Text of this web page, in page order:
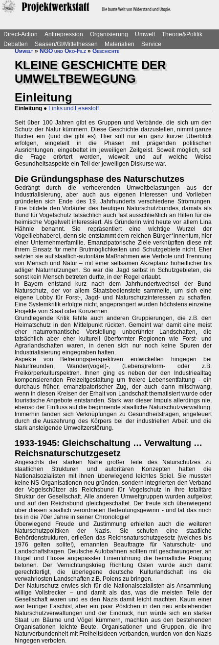
Direct-Action Antirepression Organisierung Umwelt
Theorie&Politik
Debatten
Saasen/GI/Mittelhessen Materialien
Service
Umwelt»NGO und Öko-Filz»Geschichte
KLEINE GESCHICHTE DER
UMWELTBEWEGUNG
Einleitung
Einleitung ● Links und Lesestoff
Seit über 100 Jahren gibt es Gruppen und Verbände, die sich um den
Schutz der Natur kümmern. Diese Geschichte darzustellen, nimmt ganze
Bücher ein (und die gibt es). Hier soll nur ein ganz kurzer Überblick
erfolgen, eingeteilt in die Phasen mit prägenden politischen
Ausrichtungen, eingebettet im jeweiligen Zeitgeist. Soweit möglich, soll
die Frage erörtert werden, wieweit und auf welche Weise
Gesundheitsaspekte ein Teil der jeweiligen Diskurse war.
Die Gründungsphase des Naturschutzes
Gedrängt durch die verheerenden Umweltbelastungen aus der
Industrialisierung, aber auch aus eigenen Interessen und Vorlieben
gründeten sich Ende des 19. Jahrhunderts verschiedene Strömungen.
Eine bildete den Vorläufer des heutigen Naturschutzbundes, damals als
Bund für Vogelschutz tatsächlich auch fast ausschließlich an Hilfen für die
heimische Vogelwelt interessiert. Als Gründerin wird heute vor allem Lina
Hähnle benannt. Sie repräsentiert eine wichtige Wurzel der
Vogelliebhaberei, denn sie entstammt dem reichen Bürger*innentum, hier
einer Unternehmerfamilie. Emanzipatorische Ziele verknüpften diese mit
ihrem Einsatz für mehr Brutmöglichkeiten und Schutzgebiete nicht. Eher
setzten sie auf staatlich-autoritäre Maßnahmen wie Verbote und Trennung
von Mensch und Natur – mit einer seltsamen Akzeptanz hoheitlicher bis
adliger Naturnutzungen. So war die Jagd selbst in Schutzgebieten, die
sonst kein Mensch betreten durfte, in der Regel erlaubt.
In Bayern entstand kurz nach dem Jahrhundertwechsel der Bund
Naturschutz, der vor allem Staatsbedienstete sammelte, um sich eine
eigene Lobby für Forst-, Jagd- und Naturschutzinteressen zu schaffen.
Eine Systemkritik erfolgte nicht, angeprangert wurden höchstens einzelne
Projekte von Staat oder Konzernen.
Grundlegende Kritik fehlte auch anderen Gruppierungen, die z.B. den
Heimatschutz in den Mittelpunkt rückten. Gemeint war damit eine meist
eher naturromantische Vorstellung unberührter Landschaften, die
tatsächlich aber eher kulturell überformter Regionen wie Forst- und
Agrarlandschaften waren, in denen sich nur noch keine Spuren der
Industrialisierung eingegraben hatten.
Aspekte von Befreiungsperspektiven entwickelten hingegen bei
Naturfreunden, Wander(vogel)-, (Lebens)reform- oder z.B.
Freikörperkulturspektren. Ihnen ging es neben der den Industriealltag
kompensierenden Freizeitgestaltung um freiere Lebensentfaltung - ein
durchaus früher, emanzipatorischer Zug, der auch dann mitschwang,
wenn in diesen Kreisen der Erhalt von Landschaft thematisiert wurde oder
touristische Angebote entstanden. Stark war dieser Impuls allerdings nie,
ebenso der Einfluss auf die beginnende staatliche Naturschutzverwaltung.
Immerhin fanden sich Verknüpfungen zu Gesundheitsfragen, angefeuert
durch die Auszehrung des Körpers bei der industriellen Arbeit und die
stark ansteigende Umweltzerstörung.
1933-1945: Gleichschaltung … Verwaltung …
Reichsnaturschutzgesetz
Angesichts der starken Nähe großer Teile des Naturschutzes zu
staatlichen Strukturen und autoritären Konzepten hatten die
Nationalsozialisten mit ihnen überwiegend leichtes Spiel. Sie mussten
keine NS-Organisationen neu gründen, sondern integrierten den Verband
der Vogelschützer als Reichsbund für Vogelschutz in ihre totalitäre
Struktur der Gesellschaft. Alle anderen Umweltgruppen wurden aufgelöst
und auf den Reichsbund gleichgeschaltet. Der freute sich überwiegend
über diesen staatlich verordneten Bedeutungsgewinn - und tat das noch
bis in die 70er Jahre in seiner Chronologie!
Überwiegend Freude und Zustimmung erhielten auch die weiteren
Naturschutzpolitiken der Nazis. Sie schufen eine staatliche
Behördenstrukturen, erließen das Reichsnaturschutzgesetz (welches bis
1976 gelten sollte!), ernannten Beauftragte für Naturschutz- und
Landschaftsfragen. Deutsche Autobahnen sollten mit geschwungener, an
Hügel und Flüsse angepasster Linienführung die heimatliche Prägung
betonen. Der Vernichtungskrieg Richtung Osten wurde auch damit
gerechtfertigt, die überlegene deutsche Kulturlandschaft ins die
verwahrlosten Landschaften z.B. Polens zu bringen.
Der Naturschutz erwies sich für die Nationalsozialisten als Ansammlung
willige Vollstrecker – und damit als das, was die meisten Teile der
Gesellschaft waren und es den Nazis damit leicht machten. Kaum einer
war feuriger Faschist, aber ein paar Pöstchen in den neu entstehenden
Naturschutzverwaltungen und der Eindruck, nun würde sich ein starker
Staat um Bäume und Vögel kümmern, machten aus den bestehenden
Organisationen leichte Beute. Organisationen und Gruppen, die ihre
Naturverbundenheit mit Freiheitsideen verbanden, wurden von den Nazis
hingegen verboten.